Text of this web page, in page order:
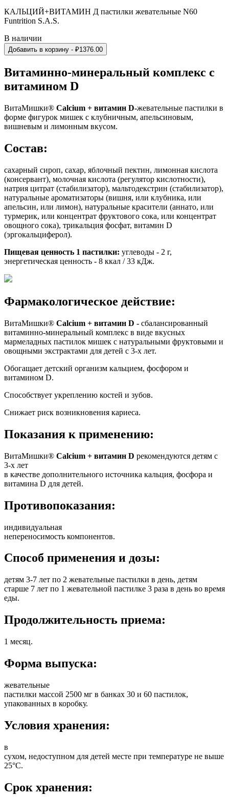
КАЛЬЦИЙ+ВИТАМИН Д пастилки жевательные N60
Funtrition S.A.S.
В наличии
Добавить в корзину - ₽1376.00
Витаминно-минеральный комплекс с
витамином D
ВитаМишки® Calcium + витамин D-жевательные пастилки в
форме фигурок мишек с клубничным, апельсиновым,
вишневым и лимонным вкусом.
Состав:
сахарный сироп, сахар, яблочный пектин, лимонная кислота
(консервант), молочная кислота (регулятор кислотности),
натрия цитрат (стабилизатор), мальтодекстрин (стабилизатор),
натуральные ароматизаторы (вишня, или клубника, или
апельсин, или лимон), натуральные красители (аннато, или
турмерик, или концентрат фруктового сока, или концентрат
овощного сока), трикальция фосфат, витамин D
(эргокальциферол).
Пищевая ценность 1 пастилки: углеводы - 2 г,
энергетическая ценность - 8 ккал / 33 кДж.
Фармакологическое действие:
ВитаМишки® Calcium + витамин D - сбалансированный
витаминно-минеральный комплекс в виде вкусных
мармеладных пастилок мишек с натуральными фруктовыми и
овощными экстрактами для детей с 3-х лет.
Обогащает детский организм кальцием, фосфором и
витамином D.
Способствует укреплению костей и зубов.
Снижает риск возникновения кариеса.
Показания к применению:
ВитаМишки® Calcium + витамин D рекомендуются детям с
3-х лет
в качестве дополнительного источника кальция, фосфора и
витамина D для детей.
Противопоказания:
индивидуальная
непереносимость компонентов.
Способ применения и дозы:
детям 3-7 лет по 2 жевательные пастилки в день, детям
старше 7 лет по 1 жевательной пастилке 3 раза в день во время
еды.
Продолжительность приема:
1 месяц.
Форма выпуска:
жевательные
пастилки массой 2500 мг в банках 30 и 60 пастилок,
упакованных в коробку.
Условия хранения:
в
сухом, недоступном для детей месте при температуре не выше
25°С.
Срок хранения: